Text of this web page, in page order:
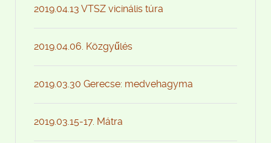
2019.04.13 VTSZ vicinális túra
2019.04.06. Közgyűlés
2019.03.30 Gerecse: medvehagyma
2019.03.15-17. Mátra